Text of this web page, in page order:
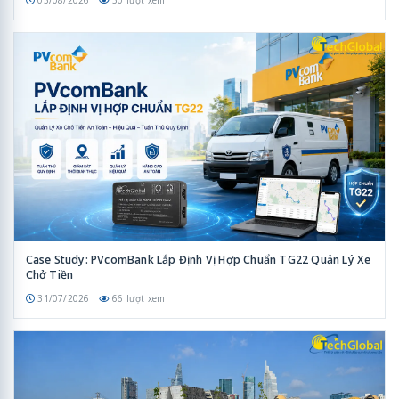
Case Study: PVcomBank Lắp Định Vị Hợp Chuẩn TG22 Quản Lý Xe
Chở Tiền
31/07/2026 66 lượt xem